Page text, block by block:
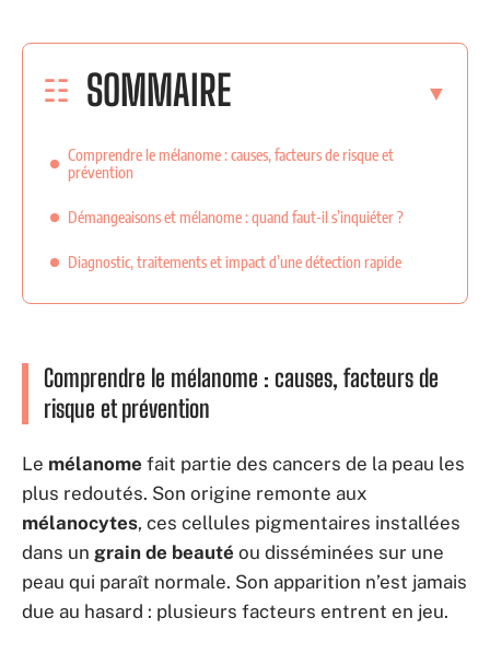
SOMMAIRE
Comprendre le mélanome : causes, facteurs de risque et
prévention
Démangeaisons et mélanome : quand faut-il s’inquiéter ?
Diagnostic, traitements et impact d’une détection rapide
Comprendre le mélanome : causes, facteurs de
risque et prévention
Le mélanome fait partie des cancers de la peau les
plus redoutés. Son origine remonte aux
mélanocytes, ces cellules pigmentaires installées
dans un grain de beauté ou disséminées sur une
peau qui paraît normale. Son apparition n’est jamais
due au hasard : plusieurs facteurs entrent en jeu.